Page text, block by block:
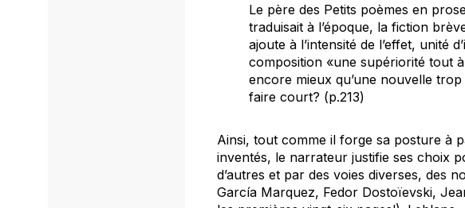
Le père des Petits poèmes en
traduisait à l’époque, la fiction
ajoute à l’intensité de l’effet, unité
composition «une supériorité tout
encore mieux qu’une nouvelle
faire court? (p.213)
Ainsi, tout comme il forge sa posture à
inventés, le narrateur justifie ses choix
d’autres et par des voies diverses, des
García Marquez, Fedor Dostoïevski,